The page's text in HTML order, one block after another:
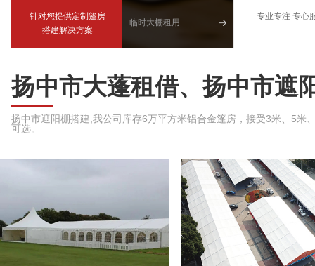
针对您提供定制篷房
搭建解决方案
临时大棚租用
专业专注 专心
扬中市大蓬租借、扬中市遮
扬中市遮阳棚搭建,我公司库存6万平方米铝合金篷房，接受3米、5
可选。